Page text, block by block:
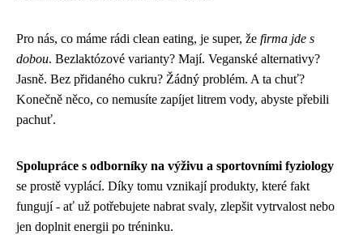
Pro nás, co máme rádi clean eating, je super, že firma jde s
dobou. Bezlaktózové varianty? Mají. Veganské alternativy?
Jasně. Bez přidaného cukru? Žádný problém. A ta chuť?
Konečně něco, co nemusíte zapíjet litrem vody, abyste přebili
pachuť.
Spolupráce s odborníky na výživu a sportovními fyziology
se prostě vyplácí. Díky tomu vznikají produkty, které fakt
fungují - ať už potřebujete nabrat svaly, zlepšit vytrvalost nebo
jen doplnit energii po tréninku.